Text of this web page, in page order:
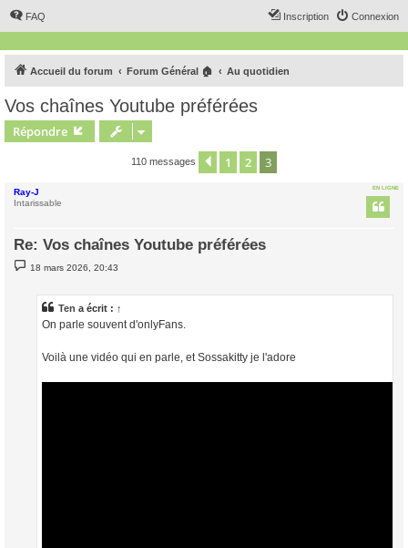
FAQ Connexion
Inscription
Accueil du forum Forum Général 🏠 Au quotidien
Vos chaînes Youtube préférées
Répondre
110 messages Précédent
1 2 3
EN LIGNE
Ray-J
Intarissable
Re: Vos chaînes Youtube préférées
M
e
18 mars 2026, 20:43
Ten a écrit : ↑
On parle souvent d'onlyFans.
Voilà une vidéo qui en parle, et Sossakitty je l'adore